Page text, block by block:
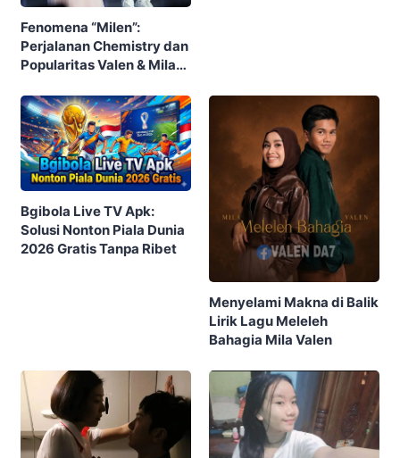
Fenomena “Milen”:
Perjalanan Chemistry dan
Popularitas Valen & Mila
Publik
Bgibola Live TV Apk:
Solusi Nonton Piala Dunia
2026 Gratis Tanpa Ribet
Menyelami Makna di Balik
Lirik Lagu Meleleh
Bahagia Mila Valen